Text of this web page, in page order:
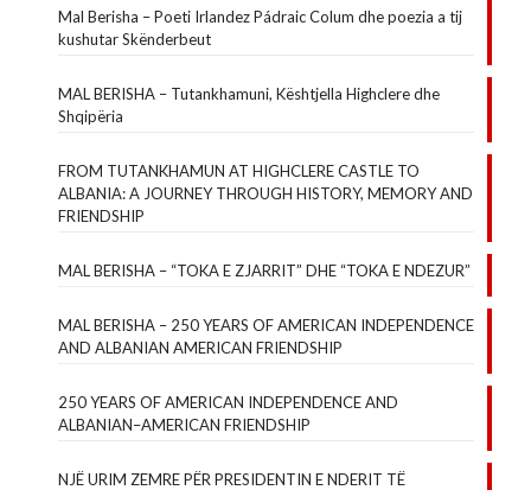
Mal Berisha – Poeti Irlandez Pádraic Colum dhe poezia a tij
kushutar Skënderbeut
MAL BERISHA – Tutankhamuni, Kështjella Highclere dhe
Shqipëria
FROM TUTANKHAMUN AT HIGHCLERE CASTLE TO
ALBANIA: A JOURNEY THROUGH HISTORY, MEMORY AND
FRIENDSHIP
MAL BERISHA – “TOKA E ZJARRIT” DHE “TOKA E NDEZUR”
MAL BERISHA – 250 YEARS OF AMERICAN INDEPENDENCE
AND ALBANIAN AMERICAN FRIENDSHIP
250 YEARS OF AMERICAN INDEPENDENCE AND
ALBANIAN–AMERICAN FRIENDSHIP
NJË URIM ZEMRE PËR PRESIDENTIN E NDERIT TË